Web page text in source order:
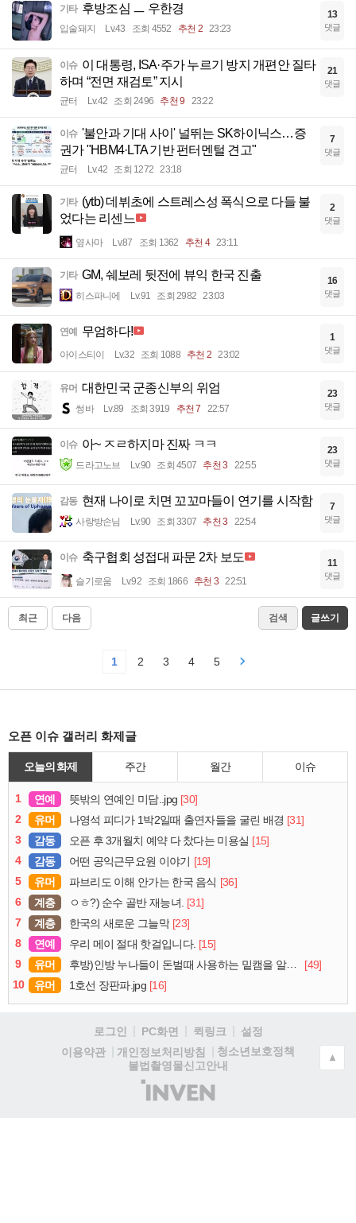
기타 후방조심 ㅡ 우한경
입술돼지 Lv.43 조회 4552 추천 2 23:23
13
댓글
이슈 이 대통령, ISA·주가 누르기 방지 개편안 질타
하며 “전면 재검토” 지시
균터 Lv.42 조회 2496 추천 9 23:22
21
댓글
이슈 '불안과 기대 사이' 널뛰는 SK하이닉스…증
권가 "HBM4·LTA 기반 펀터멘털 견고"
균터 Lv.42 조회 1272 23:18
7
댓글
기타 (ytb) 데뷔초에 스트레스성 폭식으로 다들 불
었다는 리센느
옆사마 Lv.87 조회 1362 추천 4 23:11
2
댓글
기타 GM, 쉐보레 뒷전에 뷰익 한국 진출
히스파니에 Lv.91 조회 2982 23:03
16
댓글
연예 무엄하다!
아이스티이 Lv.32 조회 1088 추천 2 23:02
1
댓글
유머 대한민국 군종신부의 위엄
썽바 Lv.89 조회 3919 추천 7 22:57
23
댓글
이슈 아~ ㅈㄹ하지마 진짜 ㅋㅋ
드라고노브 Lv.90 조회 4507 추천 3 22:55
23
댓글
감동 현재 나이로 치면 꼬꼬마들이 연기를 시작함
사랑방손님 Lv.90 조회 3307 추천 3 22:54
7
댓글
이슈 축구협회 성접대 파문 2차 보도
슬기로움 Lv.92 조회 1866 추천 3 22:51
11
댓글
최근 다음 검색 글쓰기
1 2 3 4 5
오픈 이슈 갤러리 화제글
오늘의 화제 주간 월간 이슈
1 연예 뜻밖의 연예인 미담..jpg [30]
2
유머 나영석 피디가 1박2일때 출연자들을 굴린 배경 [31]
3
감동 오픈 후 3개월치 예약 다 찼다는 미용실 [15]
4
감동 어떤 공익근무요원 이야기 [19]
5
유머 파브리도 이해 안가는 한국 음식 [36]
6
계층 ㅇㅎ?) 순수 골반 재능녀. [31]
7
계층 한국의 새로운 그늘막 [23]
8
연예 우리 메이 절대 핫걸입니다. [15]
9
유머 후방)인방 누나들이 돈벌때 사용하는 밑캠을 알아보자
[49]
10
유머 1호선 장판파.jpg [16]
로그인 PC화면 퀵링크
설정
이용약관
개인정보처리방침
청소년보호정책
불법촬영물신고안내
(주)
인
▲